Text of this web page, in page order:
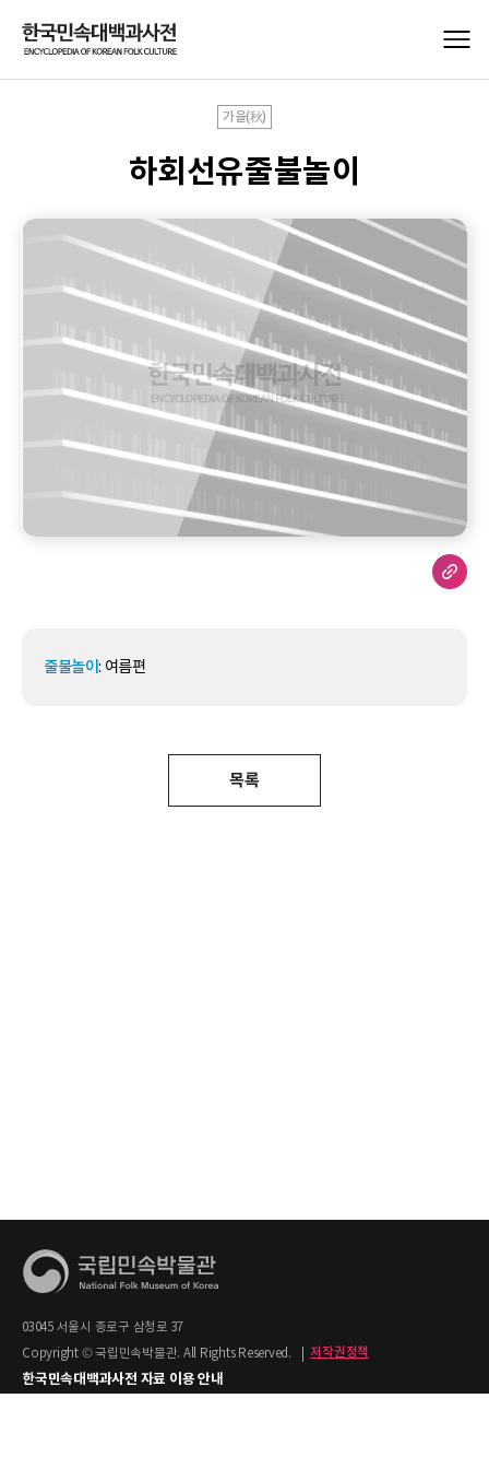
가을(秋)
하회선유줄불놀이
줄불놀이: 여름편
목록
03045 서울시 종로구 삼청로 37
Copyright © 국립민속박물관. All Rights Reserved.
저작권정책
한국민속대백과사전 자료 이용 안내